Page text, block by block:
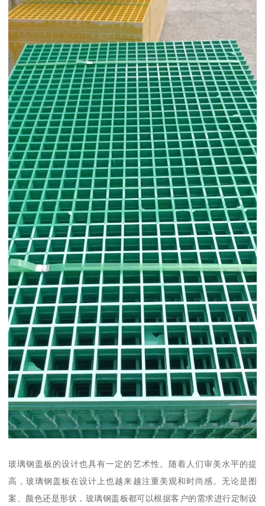
玻璃钢盖板的设计也具有一定的艺术性。随着人们审美水平的提
高，玻璃钢盖板在设计上也越来越注重美观和时尚感。无论是图
案、颜色还是形状，玻璃钢盖板都可以根据客户的需求进行定制设